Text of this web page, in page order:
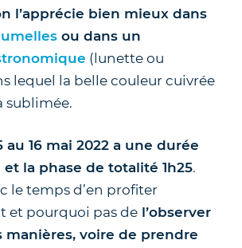
l’apprécie bien mieux dans
ou dans un
(lunette ou
lequel la belle couleur cuivrée
sublimée.
au 16 mai 2022 a une durée
et la phase de totalité 1h25.
le temps d’en profiter
et pourquoi pas de l’observer
manières, voire de prendre